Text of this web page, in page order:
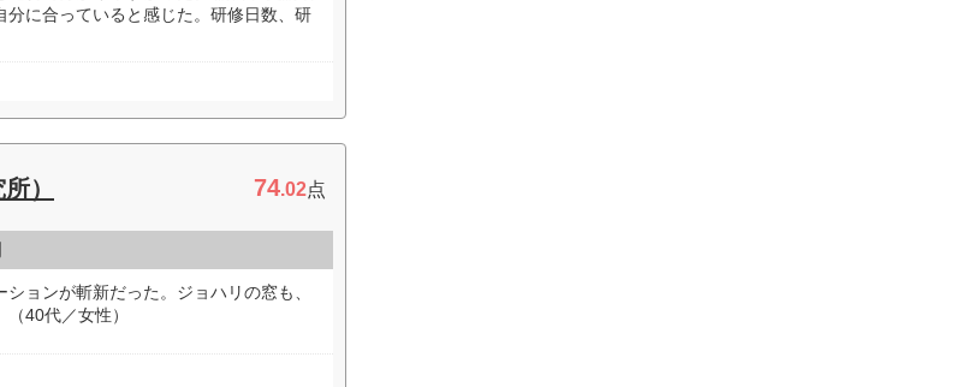
に合っていると感じた。研修日数、研
） 74.02点
ョンが斬新だった。ジョハリの窓も、
40代／女性）